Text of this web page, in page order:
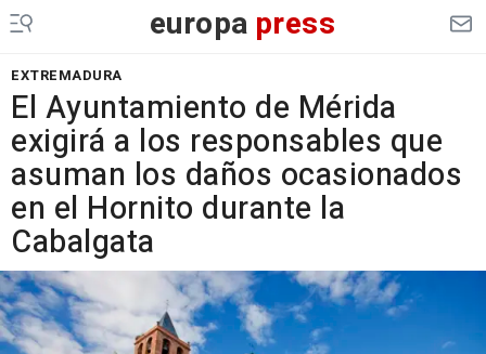
europa press
EXTREMADURA
El Ayuntamiento de Mérida
exigirá a los responsables que
asuman los daños ocasionados
en el Hornito durante la
Cabalgata